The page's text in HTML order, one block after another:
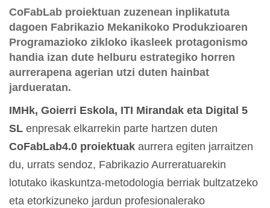
CoFabLab proiektuan zuzenean inplikatuta
dagoen Fabrikazio Mekanikoko Produkzioaren
Programazioko zikloko ikasleek protagonismo
handia izan dute helburu estrategiko horren
aurrerapena agerian utzi duten hainbat
jardueratan.
IMHk, Goierri Eskola, ITI Mirandak eta Digital 5
SL enpresak elkarrekin parte hartzen duten
CoFabLab4.0 proiektuak aurrera egiten jarraitzen
du, urrats sendoz, Fabrikazio Aurreratuarekin
lotutako ikaskuntza-metodologia berriak bultzatzeko
eta etorkizuneko jardun profesionalerako